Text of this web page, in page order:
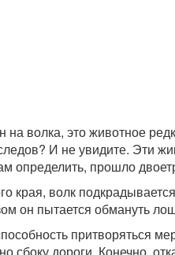
на волка, это животное
И не увидите. Эти
определить, прошло
края, волк
он пытается обмануть
притворяться